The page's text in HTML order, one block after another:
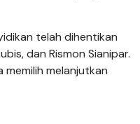
telah dihentikan
dan Rismon Sianipar.
memilih melanjutkan